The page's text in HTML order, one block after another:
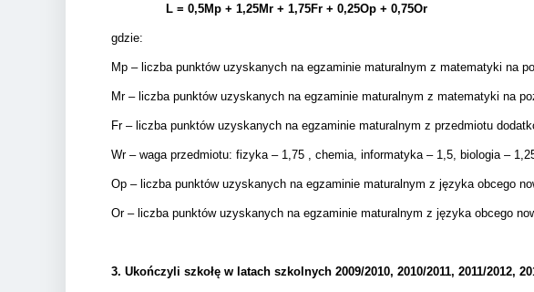
L = 0,5Mp + 1,25Mr + 1,75Fr + 0,25Op + 0,75Or
gdzie:
Mp – liczba punktów uzyskanych na egzaminie maturalnym z matematyki na
Mr – liczba punktów uzyskanych na egzaminie maturalnym z matematyki na
Fr – liczba punktów uzyskanych na egzaminie maturalnym z przedmiotu
Wr – waga przedmiotu: fizyka – 1,75 , chemia, informatyka – 1,5, biologia –
Op – liczba punktów uzyskanych na egzaminie maturalnym z języka obcego
Or – liczba punktów uzyskanych na egzaminie maturalnym z języka obcego
3. Ukończyli szkołę w latach szkolnych 2009/2010, 2010/2011, 2011/2012,